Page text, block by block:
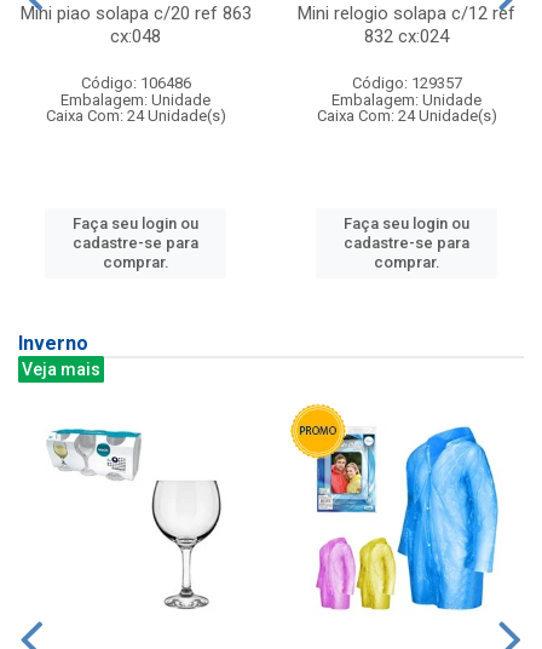
Mini piao solapa c/20 ref 863
cx:048
Código: 106486
Embalagem: Unidade
Caixa Com: 24 Unidade(s)
Faça seu login ou
cadastre-se para
comprar.
Mini relogio solapa c/12 ref
832 cx:024
Código: 129357
Embalagem: Unidade
Caixa Com: 24 Unidade(s)
Faça seu login ou
cadastre-se para
comprar.
Inverno
Veja mais